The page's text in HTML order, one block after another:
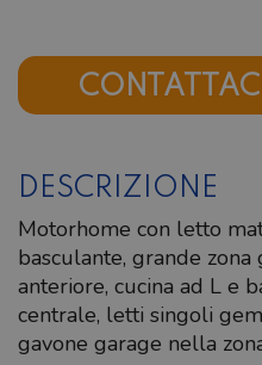
DESCRIZIONE
Motorhome con letto
basculante, grande
anteriore, cucina ad L e
centrale, letti singoli
gavone garage nella